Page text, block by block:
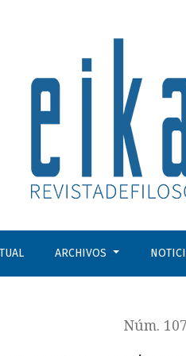
artificial
ARCHIVOS
Núm.